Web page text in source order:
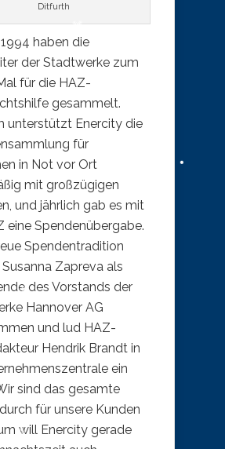
Ditfurth
haben die
der Stadtwerke zum
für die HAZ-
gesammelt.
unterstützt Enercity die
für
in Not vor Ort
mit großzügigen
und jährlich gab es mit
eine Spendenübergabe.
Spendentradition
Zapreva als
des Vorstands der
Hannover AG
und lud HAZ-
Hendrik Brandt in
ein
sind das gesamte
für unsere Kunden
will Enercity gerade